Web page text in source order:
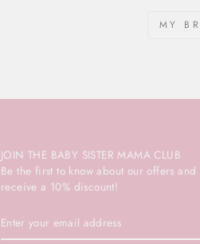
MY
JOIN THE BABY SISTER MAMA CLUB
Be the first to know about our offers
receive a 10% discount!
YOUR
EMAIL